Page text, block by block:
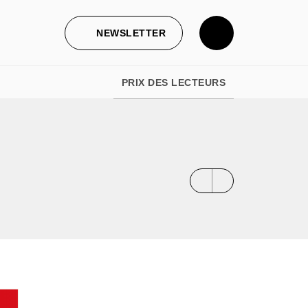
NEWSLETTER
PRIX DES LECTEURS